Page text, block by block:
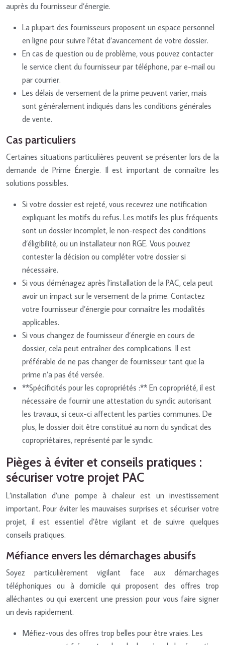
auprès du fournisseur d’énergie.
La plupart des fournisseurs proposent un espace personnel
en ligne pour suivre l’état d’avancement de votre dossier.
En cas de question ou de problème, vous pouvez contacter
le service client du fournisseur par téléphone, par e-mail ou
par courrier.
Les délais de versement de la prime peuvent varier, mais
sont généralement indiqués dans les conditions générales
de vente.
Cas particuliers
Certaines situations particulières peuvent se présenter lors de la
demande de Prime Énergie. Il est important de connaître les
solutions possibles.
Si votre dossier est rejeté, vous recevrez une notification
expliquant les motifs du refus. Les motifs les plus fréquents
sont un dossier incomplet, le non-respect des conditions
d’éligibilité, ou un installateur non RGE. Vous pouvez
contester la décision ou compléter votre dossier si
nécessaire.
Si vous déménagez après l’installation de la PAC, cela peut
avoir un impact sur le versement de la prime. Contactez
votre fournisseur d’énergie pour connaître les modalités
applicables.
Si vous changez de fournisseur d’énergie en cours de
dossier, cela peut entraîner des complications. Il est
préférable de ne pas changer de fournisseur tant que la
prime n’a pas été versée.
**Spécificités pour les copropriétés :** En copropriété, il est
nécessaire de fournir une attestation du syndic autorisant
les travaux, si ceux-ci affectent les parties communes. De
plus, le dossier doit être constitué au nom du syndicat des
copropriétaires, représenté par le syndic.
Pièges à éviter et conseils pratiques :
sécuriser votre projet PAC
L’installation d’une pompe à chaleur est un investissement
important. Pour éviter les mauvaises surprises et sécuriser votre
projet, il est essentiel d’être vigilant et de suivre quelques
conseils pratiques.
Méfiance envers les démarchages abusifs
Soyez particulièrement vigilant face aux démarchages
téléphoniques ou à domicile qui proposent des offres trop
alléchantes ou qui exercent une pression pour vous faire signer
un devis rapidement.
Méfiez-vous des offres trop belles pour être vraies. Les